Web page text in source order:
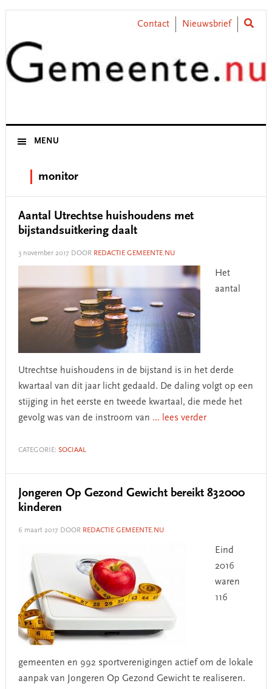
Skip
primary
navigation
Skip
content
Skip
primary
sidebar
Skip
footer
Contact Nieuwsbrief
MENU
monitor
Aantal Utrechtse huishoudens met
bijstandsuitkering daalt
3 november 2017 DOOR REDACTIE GEMEENTE.NU
Het
aantal
Utrechtse huishoudens in de bijstand is in het derde
kwartaal van dit jaar licht gedaald. De daling volgt op een
stijging in het eerste en tweede kwartaal, die mede het
gevolg was van de instroom van ... lees verder
CATEGORIE: SOCIAAL
Jongeren Op Gezond Gewicht bereikt 832000
kinderen
6 maart 2017 DOOR REDACTIE GEMEENTE.NU
Eind
2016
waren
116
gemeenten en 992 sportverenigingen actief om de lokale
aanpak van Jongeren Op Gezond Gewicht te realiseren.